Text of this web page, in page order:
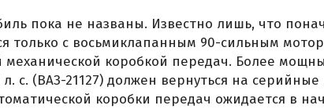
пока не названы. Известно лишь, что
только с восьмиклапанным 90-сильным
механической коробкой передач. Более
л. с. (ВАЗ-21127) должен вернуться на
коробки передач ожидается в